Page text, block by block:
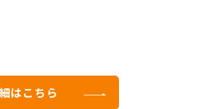
はこちら